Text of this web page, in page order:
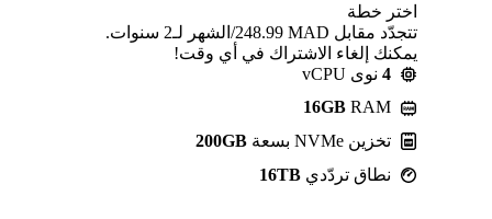
اختر خطة
تتجدّد مقابل MAD ⁦248.99⁩/الشهر لـ2 سنوات.
يمكنك إلغاء الاشتراك في أي وقت!
4 نوى vCPU
16GB RAM
تخزين NVMe بسعة
200GB
نطاق تردّدي 16TB